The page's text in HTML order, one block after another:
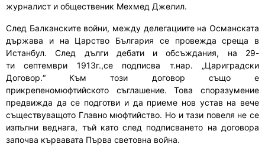
журналист и общественик Мехмед Джелил.
След Балканските войни, между делегациите на Османската
държава и на Царство България се провежда среща в
Истанбул. След дълги дебатии обсъждания, на 29-
ти септември 1913г.,се подписва т.нар. „Цариградски
Договор.“ Към този договор също е
прикрепеномюфтийското съглашение. Това споразумение
предвижда да се подготви и да приеме нов устав на вече
съществуващото Главно мюфтийство. Но и тази повеля не се
изпълни веднага, тъй като след подписването на договора
започва кървавата Първа световна война.